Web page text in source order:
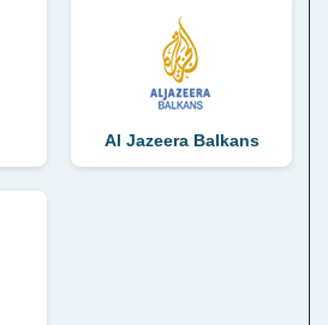
Al Jazeera Balkans